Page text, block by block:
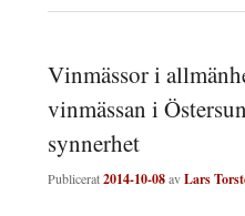
Vinmässor i
vinmässan i
synnerhet
Publicerat2014-10-08avLars